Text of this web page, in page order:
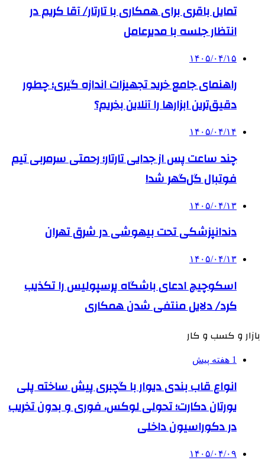
تمایل باقری برای همکاری با تارتار/ آقا کریم در
انتظار جلسه با مدیرعامل
۱۴۰۵/۰۴/۱۵
راهنمای جامع خرید تجهیزات اندازه گیری؛ چطور
دقیق‌ترین ابزارها را آنلاین بخریم؟
۱۴۰۵/۰۴/۱۴
چند ساعت پس از جدایی تارتار؛ رحمتی سرمربی تیم
فوتبال گل‌گهر شد!
۱۴۰۵/۰۴/۱۳
دندانپزشکی تحت بیهوشی در شرق تهران
۱۴۰۵/۰۴/۱۳
اسکوچیچ ادعای باشگاه پرسپولیس را تکذیب
کرد/ دلایل منتفی شدن همکاری
بازار و کسب و کار
1 هفته پیش
انواع قاب بندی دیوار با گچبری پیش ساخته پلی
یورتان دکارت؛ تحولی لوکس، فوری و بدون تخریب
در دکوراسیون داخلی
۱۴۰۵/۰۴/۰۹